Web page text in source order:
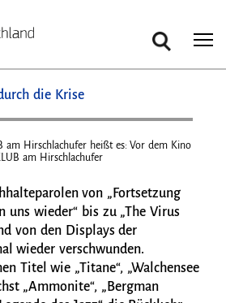
die Krise
am Hirschlachufer heißt es: Vor dem Kino
am Hirschlachufer
von „Fortsetzung
uns wieder“ bis zu „The Virus
von den Displays der
wieder verschwunden.
Titel wie „Titane“, „Walchensee
„Ammonite“, „Bergman